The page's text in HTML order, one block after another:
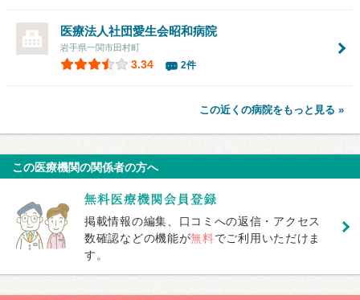
医療法人社団愛生会昭和病院
岩手県一関市田村町
3.34 2件
この近くの病院をもっと見る »
この医療機関の関係者の方へ
掲載情報の編集、口コミへの返信・アクセス
数確認などの機能が無料でご利用いただけま
す。